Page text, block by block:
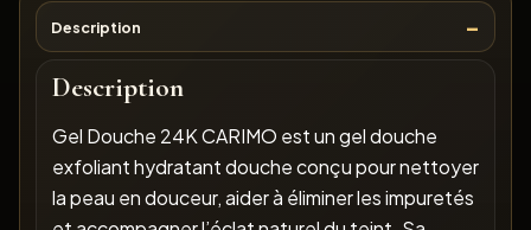
Description
Description
Gel Douche 24K CARIMO est un gel douche
exfoliant hydratant douche conçu pour nettoyer
la peau en douceur, aider à éliminer les impuretés